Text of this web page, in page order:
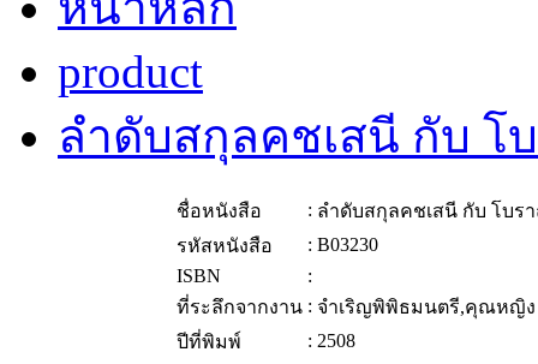
product
ลำดับสกุลคชเสนี กับ
ชื่อหนังสือ : ลำดับสกุลคชเสนี กับ โบ
รหัสหนังสือ
: B03230
ISBN
:
ที่ระลึกจากงาน : จำเริญพิพิธมนตรี,คุณหญิง
ปีที่พิมพ์
: 2508